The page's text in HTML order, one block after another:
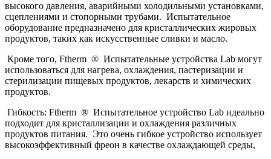
высокого давления, аварийными холодильными установками,
сцеплениями и стопорными трубами. Испытательное
оборудование предназначено для кристаллических жировых
продуктов, таких как искусственные сливки и масло.
Кроме того, Ftherm ® Испытательные устройства Lab могут
использоваться для нагрева, охлаждения, пастеризации и
стерилизации пищевых продуктов, лекарств и химических
продуктов.
Гибкость: Ftherm ® Испытательное устройство Lab идеально
подходит для кристаллизации и охлаждения различных
продуктов питания. Это очень гибкое устройство использует
высокоэффективный фреон в качестве охлаждающей среды,